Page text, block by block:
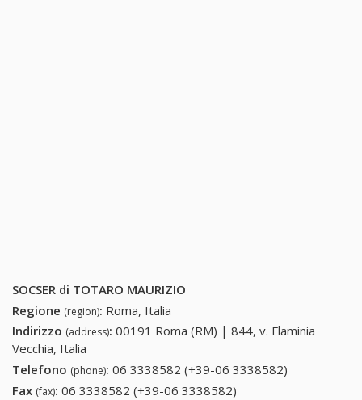
SOCSER di TOTARO MAURIZIO
Regione (region): Roma, Italia
Indirizzo (address): 00191 Roma (RM) | 844, v. Flaminia
Vecchia, Italia
Telefono (phone): 06 3338582 (+39-06 3338582)
Fax (fax): 06 3338582 (+39-06 3338582)